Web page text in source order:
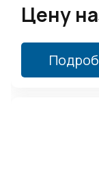
Цену